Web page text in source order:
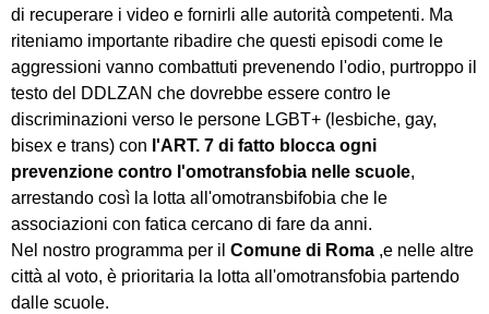
di recuperare i video e fornirli alle autorità competenti. Ma
riteniamo importante ribadire che questi episodi come le
aggressioni vanno combattuti prevenendo l'odio, purtroppo il
testo del DDLZAN che dovrebbe essere contro le
discriminazioni verso le persone LGBT+ (lesbiche, gay,
bisex e trans) con l'ART. 7 di fatto blocca ogni
prevenzione contro l'omotransfobia nelle scuole,
arrestando così la lotta all'omotransbifobia che le
associazioni con fatica cercano di fare da anni.
Nel nostro programma per il Comune di Roma ,e nelle altre
città al voto, è prioritaria la lotta all'omotransfobia partendo
dalle scuole.